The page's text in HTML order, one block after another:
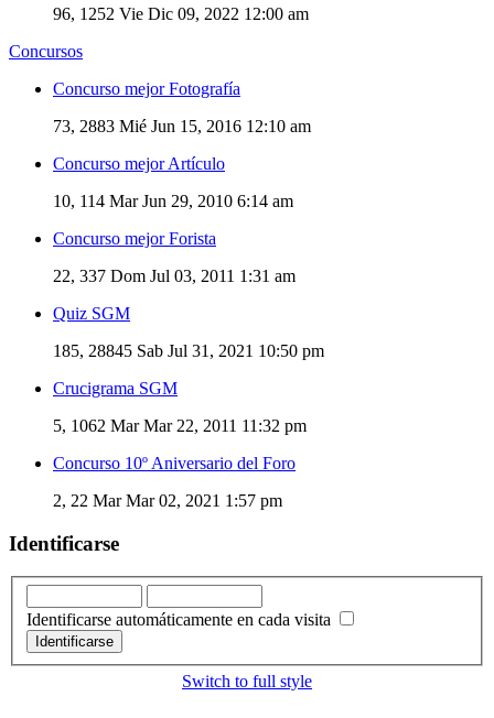
96, 1252 Vie Dic 09, 2022 12:00 am
Concursos
Concurso mejor Fotografía
73, 2883 Mié Jun 15, 2016 12:10 am
Concurso mejor Artículo
10, 114 Mar Jun 29, 2010 6:14 am
Concurso mejor Forista
22, 337 Dom Jul 03, 2011 1:31 am
Quiz SGM
185, 28845 Sab Jul 31, 2021 10:50 pm
Crucigrama SGM
5, 1062 Mar Mar 22, 2011 11:32 pm
Concurso 10º Aniversario del Foro
2, 22 Mar Mar 02, 2021 1:57 pm
Identificarse
Identificarse automáticamente en cada visita
Switch to full style